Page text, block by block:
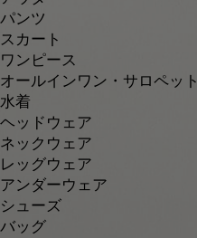
パンツ
スカート
ワンピース
オールインワン・サロペット
水着
ヘッドウェア
ネックウェア
レッグウェア
アンダーウェア
シューズ
バッグ